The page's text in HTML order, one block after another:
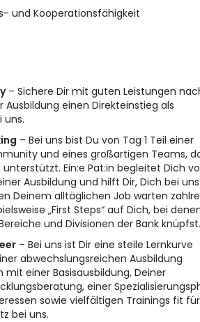
und Kooperationsfähigkeit
– Sichere Dir mit guten Leistungen
Ausbildung einen Direkteinstieg als
uns.
– Bei uns bist Du von Tag 1 Teil einer
und eines großartigen Teams,
Ein:e Pat:in begleitet Dich
Ausbildung und hilft Dir, Dich bei uns
Deinem alltäglichen Job warten
„First Steps“ auf Dich, bei
und Divisionen der Bank knüpfst.
– Bei uns ist Dir eine steile Lernkurve
abwechslungsreichen Ausbildung
mit einer Basisausbildung, Deiner
einer
sowie vielfältigen Trainings fit für
bei uns.